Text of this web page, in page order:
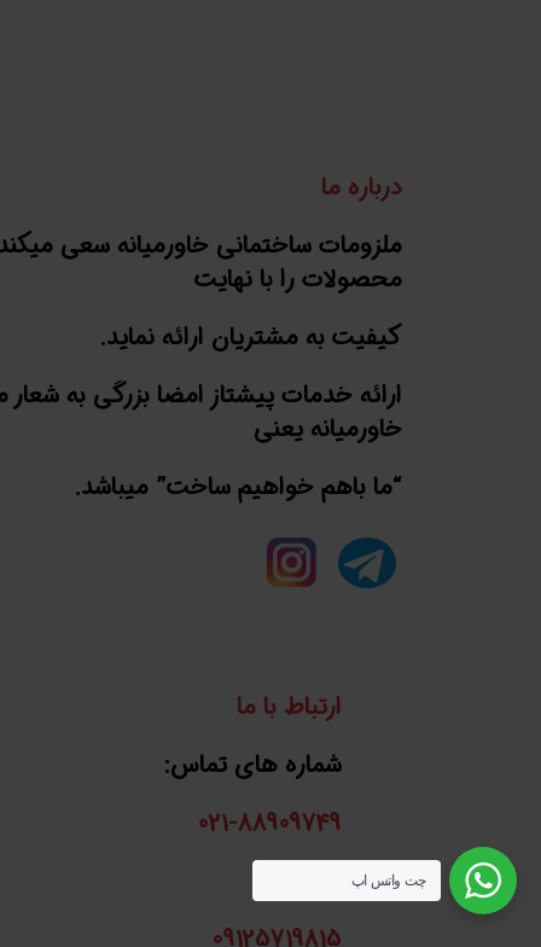
درباره ما
ملزومات ساختمانی خاورمیانه سعی
محصولات را با نهایت
کیفیت به مشتریان ارائه نماید.
ارائه خدمات پیشتاز امضا بزرگی به شعار
خاورمیانه یعنی
“ما باهم خواهیم ساخت” میباشد.
ارتباط با ما
شماره های تماس:
021-88909749
09125719815
چت واتس اپ